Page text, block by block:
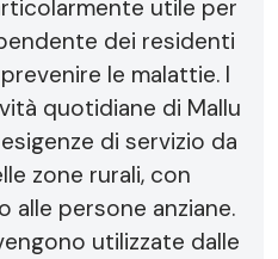
utile per
dei residenti
le malattie. I
quotidiane di Mallu
di servizio da
zone rurali, con
alle persone anziane.
utilizzate dalle